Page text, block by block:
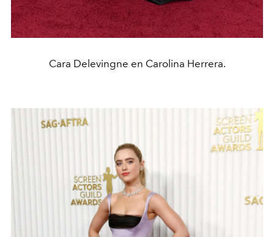
Cara Delevingne en Carolina Herrera.